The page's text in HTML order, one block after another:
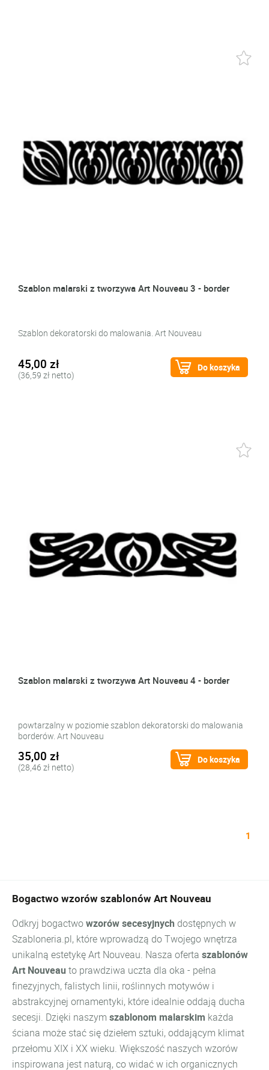
Szablon malarski z tworzywa Art Nouveau 3 - border
Szablon dekoratorski do malowania. Art Nouveau
45,00 zł
(36,59 zł netto)
Do koszyka
Szablon malarski z tworzywa Art Nouveau 4 - border
powtarzalny w poziomie szablon dekoratorski do malowania
borderów. Art Nouveau
35,00 zł
(28,46 zł netto)
Do koszyka
1
Bogactwo wzorów szablonów Art Nouveau
Odkryj bogactwowzorów secesyjnych dostępnych w
Szabloneria.pl, które wprowadzą do Twojego wnętrza
unikalną estetykę Art Nouveau. Nasza oferta szablonów
Art Nouveau to prawdziwa uczta dla oka - pełna
finezyjnych, falistych linii, roślinnych motywów i
abstrakcyjnej ornamentyki, które idealnie oddają ducha
secesji. Dzięki naszym szablonom malarskim każda
ściana może stać się dziełem sztuki, oddającym klimat
przełomu XIX i XX wieku. Większość naszych wzorów
inspirowana jest naturą, co widać w ich organicznych